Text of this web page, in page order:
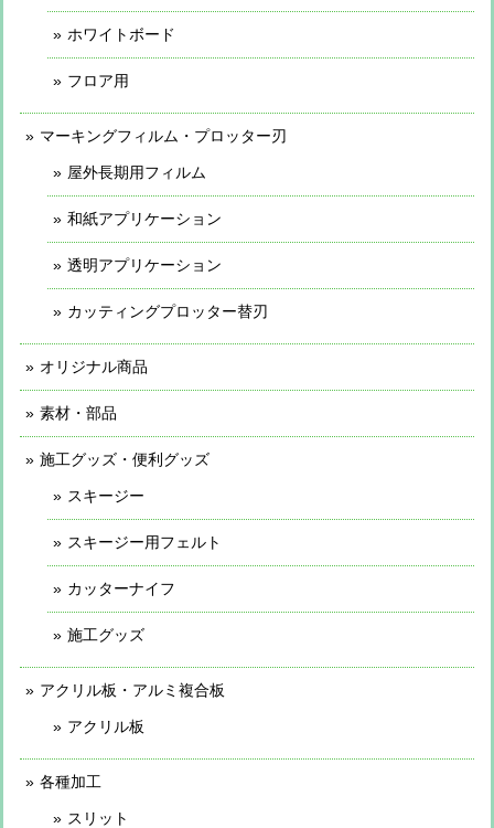
ホワイトボード
フロア用
マーキングフィルム・プロッター刃
屋外長期用フィルム
和紙アプリケーション
透明アプリケーション
カッティングプロッター替刃
オリジナル商品
素材・部品
施工グッズ・便利グッズ
スキージー
スキージー用フェルト
カッターナイフ
施工グッズ
アクリル板・アルミ複合板
アクリル板
各種加工
スリット